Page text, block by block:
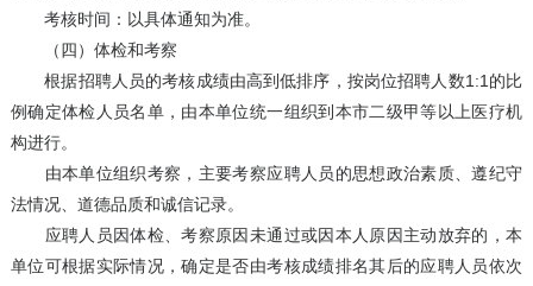
考核时间：以具体通知为准。
（四）体检和考察
根据招聘人员的考核成绩由高到低排序，按岗位招聘人数1:1的比
例确定体检人员名单，由本单位统一组织到本市二级甲等以上医疗机
构进行。
由本单位组织考察，主要考察应聘人员的思想政治素质、遵纪守
法情况、道德品质和诚信记录。
应聘人员因体检、考察原因未通过或因本人原因主动放弃的，本
单位可根据实际情况，确定是否由考核成绩排名其后的应聘人员依次